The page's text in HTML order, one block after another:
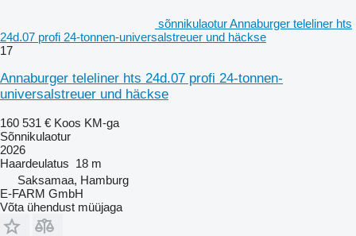
sõnnikulaotur Annaburger teleliner hts
24d.07 profi 24-tonnen-universalstreuer und häckse
17
Annaburger teleliner hts 24d.07 profi 24-tonnen-
universalstreuer und häckse
160 531 € Koos KM-ga
Sõnnikulaotur
2026
Haardeulatus 18 m
Saksamaa, Hamburg
E-FARM GmbH
Võta ühendust müüjaga